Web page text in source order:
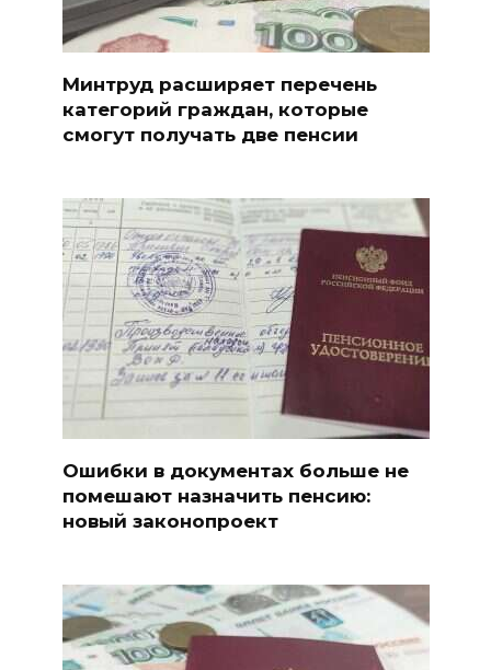
Минтруд расширяет перечень
категорий граждан, которые
смогут получать две пенсии
Ошибки в документах больше не
помешают назначить пенсию:
новый законопроект